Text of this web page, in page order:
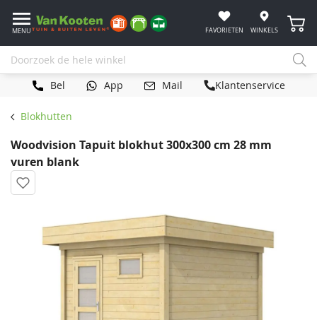
MENU FAVORIETEN WINKELS
Bel App Mail Klantenservice
Blokhutten
Woodvision Tapuit blokhut 300x300 cm 28 mm
vuren blank